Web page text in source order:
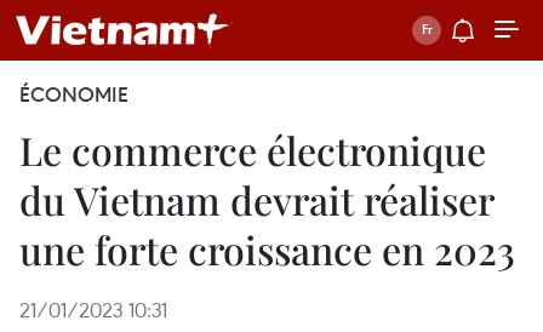
ÉCONOMIE
Le commerce électronique
du Vietnam devrait réaliser
une forte croissance en 2023
21/01/2023 10:31